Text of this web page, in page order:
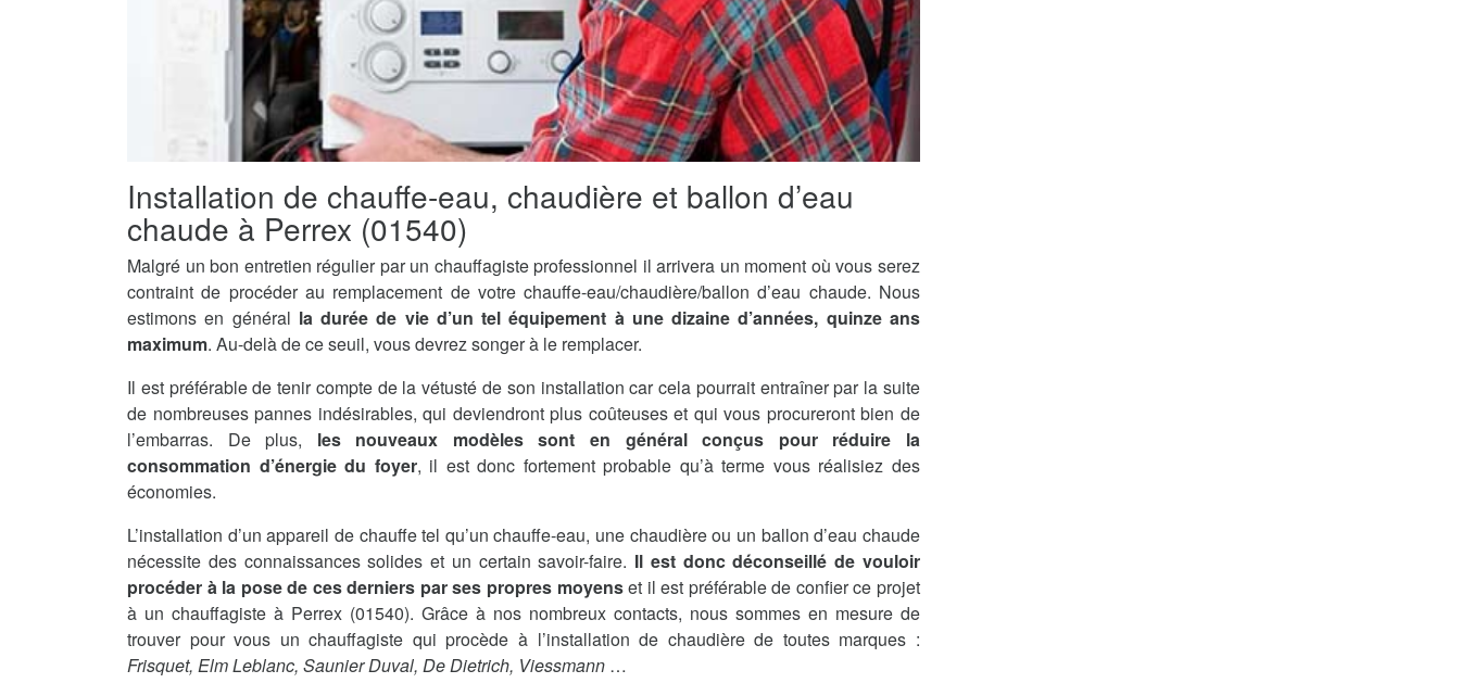
Installation de chauffe-eau, chaudière et ballon d’eau
chaude à Perrex (01540)
Malgré un bon entretien régulier par un chauffagiste professionnel il arrivera un moment où vous serez
contraint de procéder au remplacement de votre chauffe-eau/chaudière/ballon d’eau chaude. Nous
estimons en général la durée de vie d’un tel équipement à une dizaine d’années, quinze ans
maximum. Au-delà de ce seuil, vous devrez songer à le remplacer.
Il est préférable de tenir compte de la vétusté de son installation car cela pourrait entraîner par la suite
de nombreuses pannes indésirables, qui deviendront plus coûteuses et qui vous procureront bien de
l’embarras. De plus, les nouveaux modèles sont en général conçus pour réduire la
consommation d’énergie du foyer, il est donc fortement probable qu’à terme vous réalisiez des
économies.
L’installation d’un appareil de chauffe tel qu’un chauffe-eau, une chaudière ou un ballon d’eau chaude
nécessite des connaissances solides et un certain savoir-faire. Il est donc déconseillé de vouloir
procéder à la pose de ces derniers par ses propres moyenset il est préférable de confier ce projet
à un chauffagiste à Perrex (01540). Grâce à nos nombreux contacts, nous sommes en mesure de
trouver pour vous un chauffagiste qui procède à l’installation de chaudière de toutes marques :
Frisquet, Elm Leblanc, Saunier Duval, De Dietrich, Viessmann …